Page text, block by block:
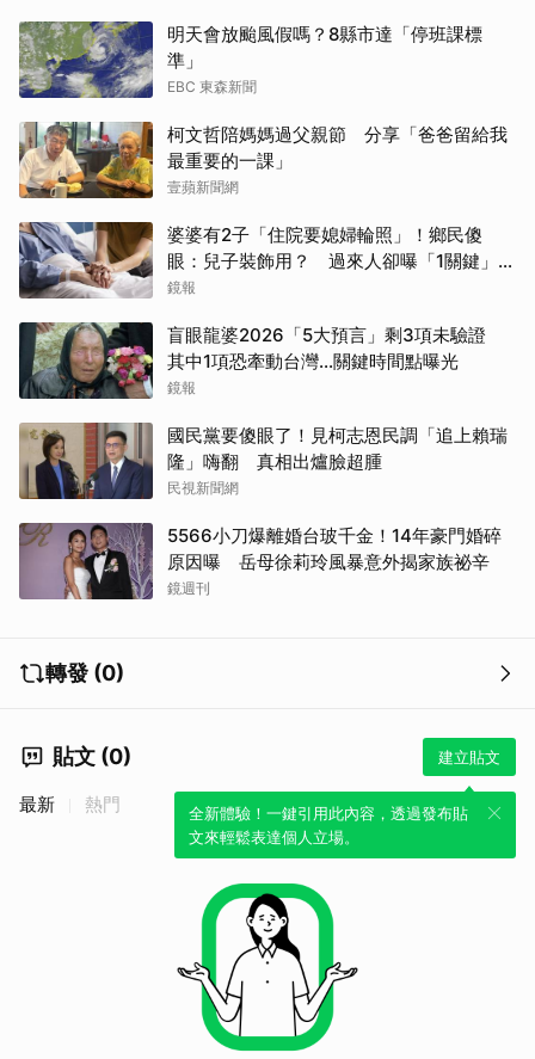
明天會放颱風假嗎？8縣市達「停班課標
準」
EBC 東森新聞
柯文哲陪媽媽過父親節 分享「爸爸留給我
最重要的一課」
壹蘋新聞網
婆婆有2子「住院要媳婦輪照」！鄉民傻
眼：兒子裝飾用？ 過來人卻曝「1關鍵」才
做決定
鏡報
盲眼龍婆2026「5大預言」剩3項未驗證
其中1項恐牽動台灣...關鍵時間點曝光
鏡報
國民黨要傻眼了！見柯志恩民調「追上賴瑞
隆」嗨翻 真相出爐臉超腫
民視新聞網
5566小刀爆離婚台玻千金！14年豪門婚碎
原因曝 岳母徐莉玲風暴意外揭家族祕辛
鏡週刊
轉發 (0)
貼文 (0) 建立貼文
全新體驗！一鍵引用此內容，透過發布貼
文來輕鬆表達個人立場。
最新 熱門